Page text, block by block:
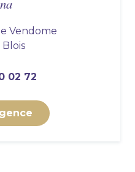
Vendome
02 72